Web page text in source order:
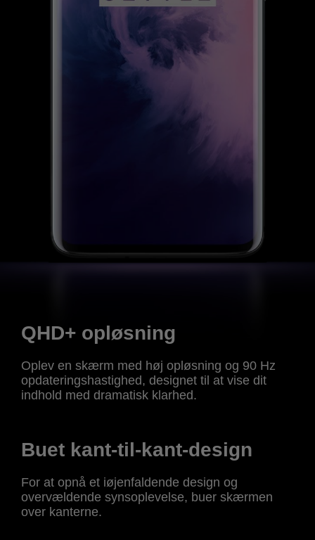
QHD+ opløsning
Oplev en skærm med høj opløsning og 90 Hz
opdateringshastighed, designet til at vise dit
indhold med dramatisk klarhed.
Buet kant-til-kant-design
For at opnå et iøjenfaldende design og
overvældende synsoplevelse, buer skærmen
over kanterne.